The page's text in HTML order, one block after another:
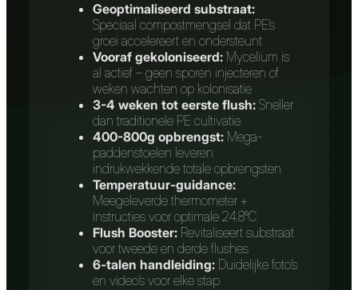
Geoptimaliseerd substraat:
Speciaal compostmengsel dat PE’s
groei accelereert en ondersteunt
Vooraf gekoloniseerd: Mycelium is
al actief – geen sporen injecteren of
weken wachten op kolonisatie
3-4 weken tot eerste flush: Sneller
dan traditionele PE cultivatie
400-800g opbrengst: Mega-
paddenstoelen leveren
indrukwekkende totale opbrengsten
Temperatuur-guidance:
Meegeleverde thermometer +
instructies voor optimale 24.8°C
Flush Booster: Revitaliseert substraat
voor tweede en derde flushes
6-talen handleiding: Duidelijke foto’s
en video’s voor elke stap